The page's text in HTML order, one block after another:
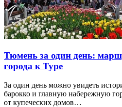
Тюмень за один день:
города к Туре
За один день можно увидеть
барокко и главную набережную
от купеческих домов…